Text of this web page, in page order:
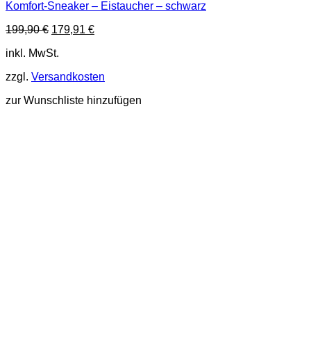
Produkt
mehrere
auf.
Optionen
können
auf
Komfort-Sneaker – Eistaucher – schwarz
199,90€ Ursprünglicher
war:
179,91 €Aktueller
inkl. MwSt.
zzgl. Versandkosten
zur Wunschliste hinzufügen